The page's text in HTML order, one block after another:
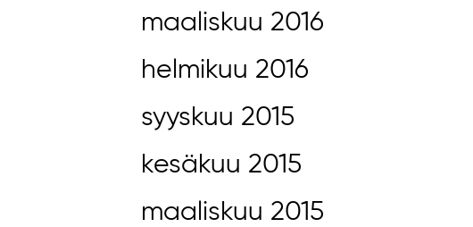
maaliskuu 2016
helmikuu 2016
syyskuu 2015
kesäkuu 2015
maaliskuu 2015